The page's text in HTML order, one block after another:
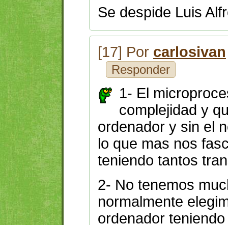
Se despide Luis
[17] Por carlosivan
Responder
1- El
complejidad y
ordenador y sin el
lo que mas nos
teniendo tantos
2- No tenemos
normalmente
ordenador